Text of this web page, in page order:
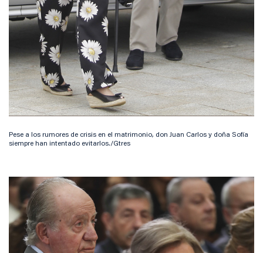
Pese a los rumores de crisis en el matrimonio, don Juan Carlos y doña Sofía
siempre han intentado evitarlos./Gtres